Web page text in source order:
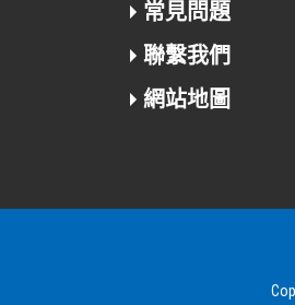
常見問題
聯繫我們
網站地圖